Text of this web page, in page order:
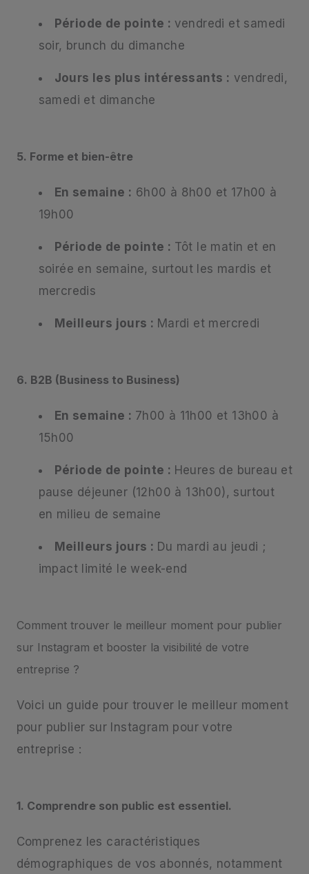
Période de pointe : vendredi et samedi
soir, brunch du dimanche
Jours les plus intéressants : vendredi,
samedi et dimanche
5. Forme et bien-être
En semaine : 6h00 à 8h00 et 17h00 à
19h00
Période de pointe : Tôt le matin et en
soirée en semaine, surtout les mardis et
mercredis
Meilleurs jours : Mardi et mercredi
6. B2B (Business to Business)
En semaine : 7h00 à 11h00 et 13h00 à
15h00
Période de pointe : Heures de bureau et
pause déjeuner (12h00 à 13h00), surtout
en milieu de semaine
Meilleurs jours : Du mardi au jeudi ;
impact limité le week-end
Comment trouver le meilleur moment pour publier
sur Instagram et booster la visibilité de votre
entreprise ?
Voici un guide pour trouver le meilleur moment
pour publier sur Instagram pour votre
entreprise :
1. Comprendre son public est essentiel.
Comprenez les caractéristiques
démographiques de vos abonnés, notamment